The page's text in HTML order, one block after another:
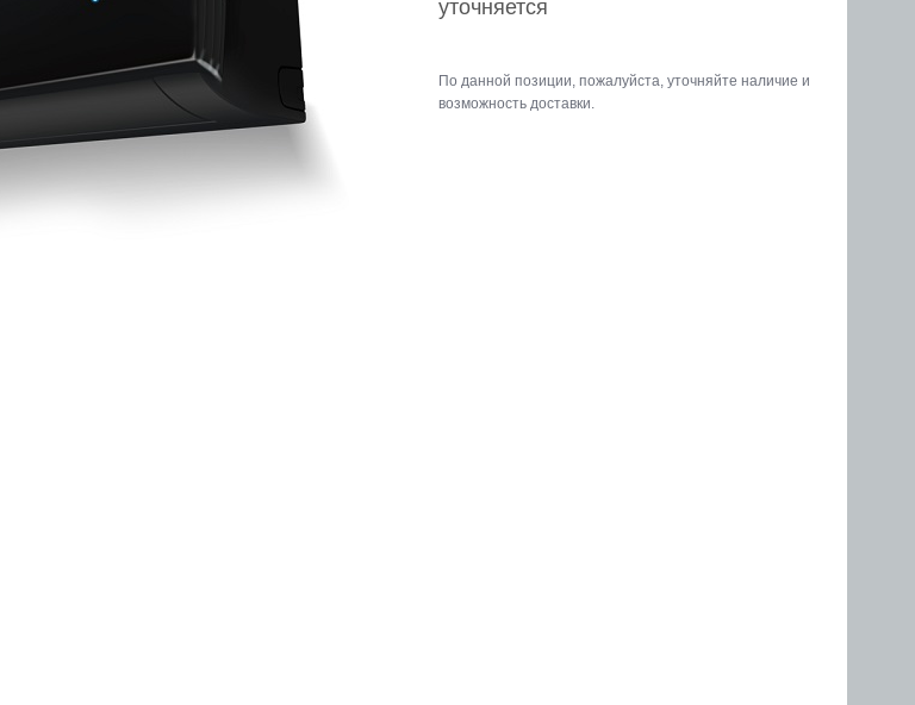
уточняется
По данной позиции, пожалуйста, уточняйте наличие и
возможность доставки.